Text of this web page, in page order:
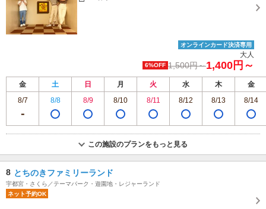
オンラインカード決済専用
大人
6%OFF 1,500円～1,400円～
金 土 日 月 火 水 木
金
8/7
8/8 8/9 8/10 8/11 8/12 8/13 8/14
この施設のプランをもっと見る
8 とちのきファミリーランド
宇都宮・さくら／テーマパーク・遊園地・レジャーランド
ネット予約OK